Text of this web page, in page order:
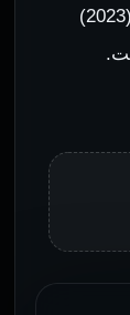
العواقب”. شاهد فيلم “قناع السحر الأسود” (2023)